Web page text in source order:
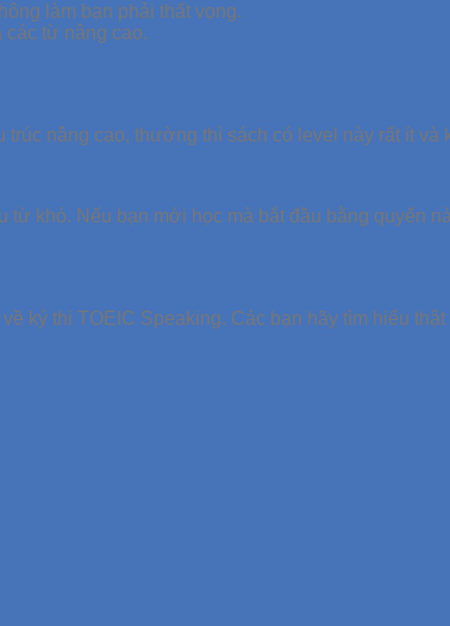
làm bạn phải thất vọng.
từ nâng cao.
nâng cao, thường thì sách có level này rất ít và
khó. Nếu bạn mới học mà bắt đầu bằng quyển
ký thi TOEIC Speaking. Các bạn hãy tìm hiểu